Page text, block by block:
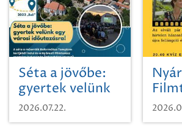
Séta a jövőbe:
gyertek velünk
egy városi
időutazásra!
2026.07.22.